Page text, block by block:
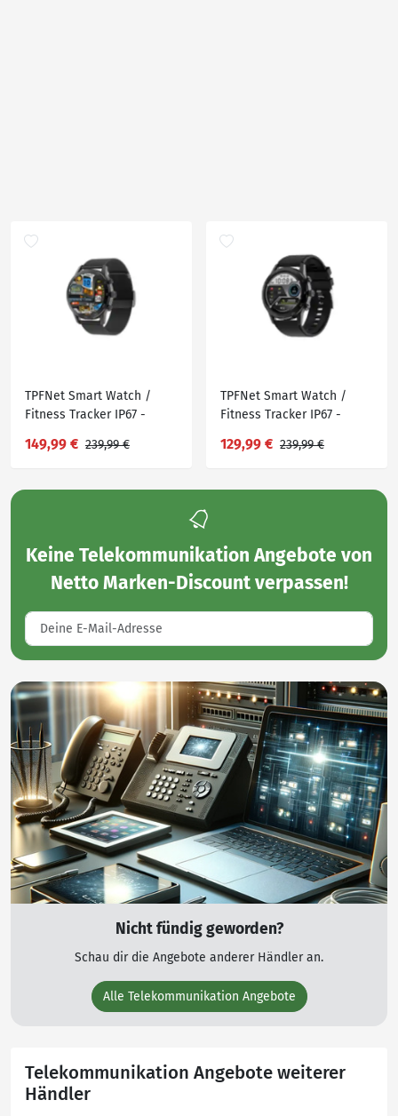
TPFNet Smart Watch /
Fitness Tracker IP67 -
Android & IOS - Silber
149,99 € 239,99 €
TPFNet Smart Watch /
Fitness Tracker IP67 -
& IOS - Schwarz / Schwarz
129,99 € 239,99 €
Keine Telekommunikation Angebote von
Netto Marken-Discountverpassen!
Nicht fündig geworden?
Schau dir die Angebote anderer Händler an.
Alle Telekommunikation Angebote
Telekommunikation Angebote weiterer
Händler